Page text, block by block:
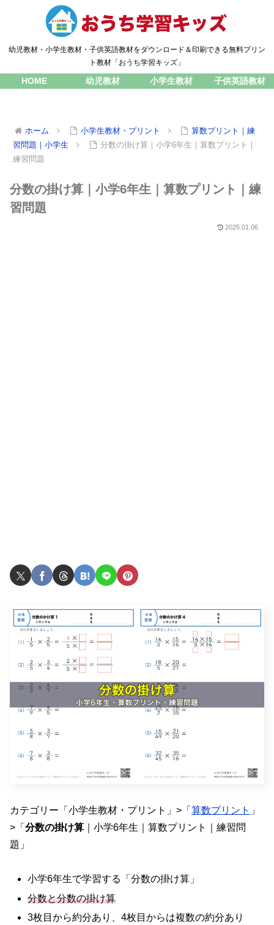
幼児教材・小学生教材・子供英語教材をダウンロード＆印刷できる無料プリン
ト教材「おうち学習キッズ」
HOME 幼児教材 小学生教材 子供英語教材
ホーム 小学生教材・プリント
算数プリント｜練
習問題｜小学生
分数の掛け算｜小学6年生｜算数プリント｜
練習問題
分数の掛け算｜小学6年生｜算数プリント｜練
習問題
2025.01.06
カテゴリー「小学生教材・プリント」>「 算数プリント 」
>「 分数の掛け算 ｜小学6年生｜算数プリント｜練習問
題」
小学6年生で学習する「分数の掛け算」
分数と分数の掛け算
3枚目から約分あり、4枚目からは複数の約分あり